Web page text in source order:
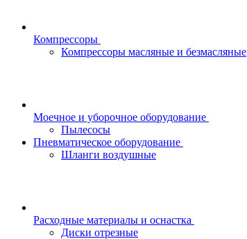
Компрессоры
Компрессоры масляные и безмасляные
Моечное и уборочное оборудование
Пылесосы
Пневматическое оборудование
Шланги воздушные
Расходные материалы и оснастка
Диски отрезные